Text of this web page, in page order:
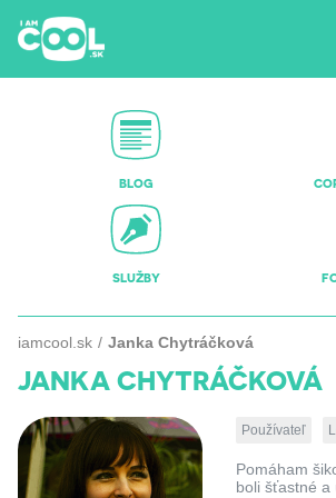
BLOG
SLUŽBY
iamcool.sk Janka Chytráčková
JANKA CHYTRÁČKOVÁ
Používateľ
Pomáham
boli šťastné a